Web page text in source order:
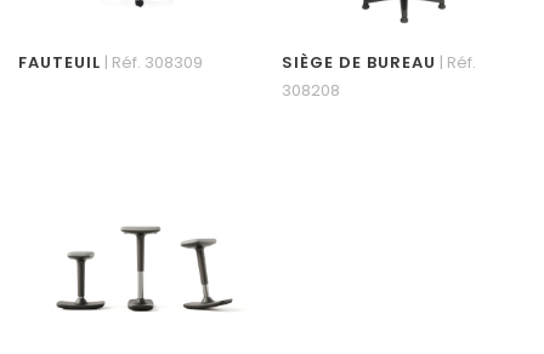
FAUTEUIL | Réf. 308309 SIÈGE DE BUREAU | Réf.
308208